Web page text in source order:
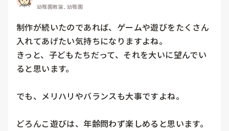
幼稚園教諭, 幼稚園
制作が続いたのであれば、ゲームや遊びをたくさん
入れてあげたい気持ちになりますよね。
きっと、子どもたちだって、それを大いに望んでい
ると思います。
でも、メリハリやバランスも大事ですよね。
どろんこ遊びは、年齢問わず楽しめると思います。